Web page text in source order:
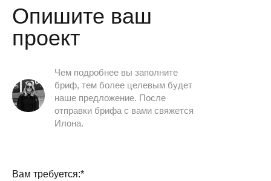
Чем подробнее вы заполните
бриф, тем более целевым будет
наше предложение. После
отправки брифа с вами свяжется
Илона.
Опишите ваш
проект
Вам требуется:*